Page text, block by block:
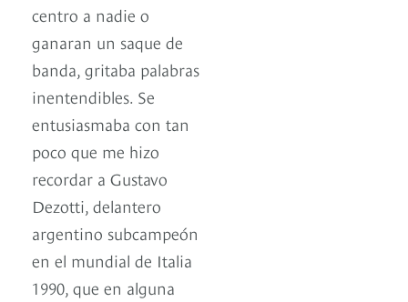
centro a nadie o
ganaran un saque de
banda, gritaba palabras
inentendibles. Se
entusiasmaba con tan
poco que me hizo
recordar a Gustavo
Dezotti, delantero
argentino subcampeón
en el mundial de Italia
1990, que en alguna